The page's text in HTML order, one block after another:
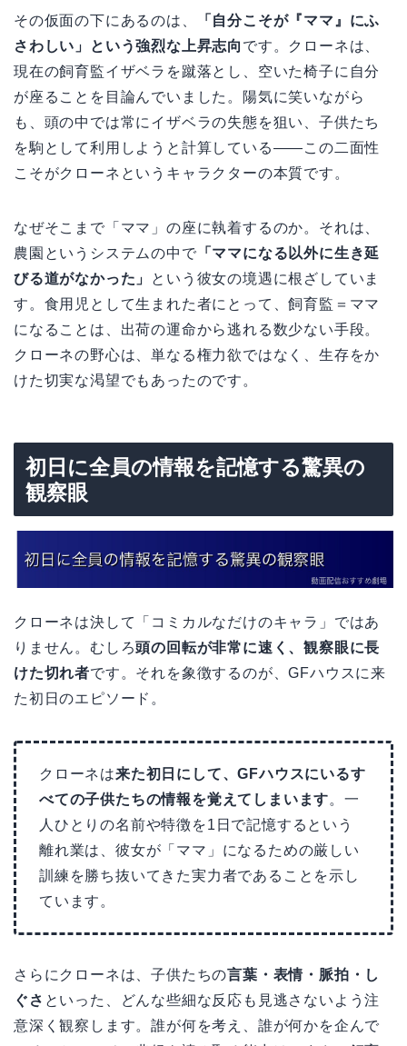
その仮面の下にあるのは、
「自分こそが『ママ』にふ
さわしい」という強烈な上昇志向 です。クローネは、
現在の飼育監イザベラを蹴落とし、空いた椅子に自分
が座ることを目論んでいました。陽気に笑いながら
も、頭の中では常にイザベラの失態を狙い、子供たち
を駒として利用しようと計算している――この二面性
こそがクローネというキャラクターの本質です。
なぜそこまで「ママ」の座に執着するのか。それは、
農園というシステムの中で 「ママになる以外に生き延
びる道がなかった」
という彼女の境遇に根ざしていま
す。食用児として生まれた者にとって、飼育監＝ママ
になることは、出荷の運命から逃れる数少ない手段。
クローネの野心は、単なる権力欲ではなく、生存をか
けた切実な渇望でもあったのです。
初日に全員の情報を記憶する驚異の
観察眼
クローネは決して「コミカルなだけのキャラ」ではあ
りません。むしろ頭の回転が非常に速く、観察眼に長
けた切れ者です。それを象徴するのが、GFハウスに来
た初日のエピソード。
クローネは来た初日にして、GFハウスにいるす
べての子供たちの情報を覚えてしまいます。一
人ひとりの名前や特徴を1日で記憶するという
離れ業は、彼女が「ママ」になるための厳しい
訓練を勝ち抜いてきた実力者であることを示し
ています。
さらにクローネは、子供たちの言葉・表情・脈拍・し
ぐさ といった、どんな些細な反応も見逃さないよう注
意深く観察します。誰が何を考え、誰が何かを企んで